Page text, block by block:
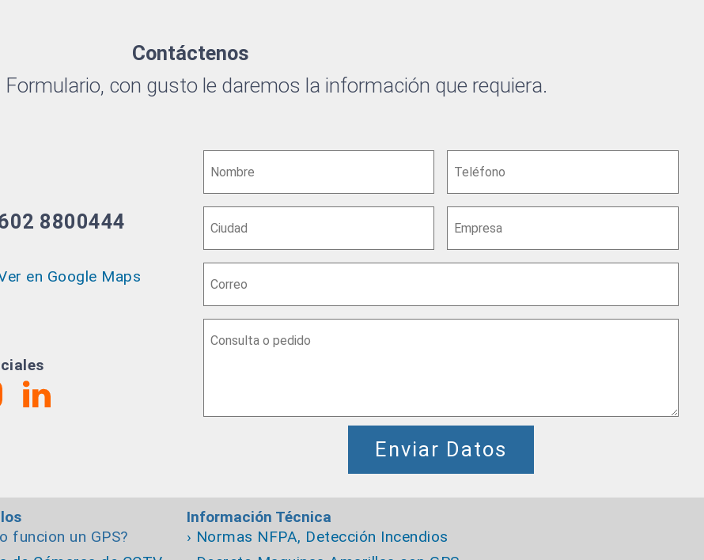
Contáctenos
Formulario, con gusto le daremos la información que requiera.
Enviar Datos
8800444
en Google Maps
funcion un GPS?
Información Técnica
› Normas NFPA, Detección Incendios